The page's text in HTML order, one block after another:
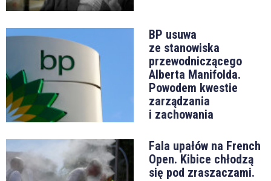
BP usuwa
ze stanowiska
przewodniczącego
Alberta Manifolda.
Powodem kwestie
zarządzania
i zachowania
Fala upałów na French
Open. Kibice chłodzą
się pod zraszaczami.